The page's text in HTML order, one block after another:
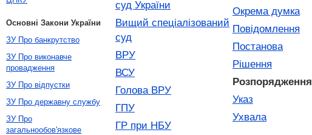
суд України
Вищий спеціалізований
суд
ВРУ
ВСУ
Голова ВРУ
ГПУ
ГР при НБУ
Окрема думка
Повідомлення
Постанова
Рішення
Розпорядження
Указ
Ухвала
Основні Закони України
ЗУ Про банкрутство
ЗУ Про виконавче
провадження
ЗУ Про відпустки
ЗУ Про державну службу
ЗУ Про
загальнообов'язкове